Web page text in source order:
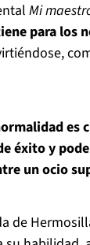
Mi
para los
es
éxito y
un ocio
de